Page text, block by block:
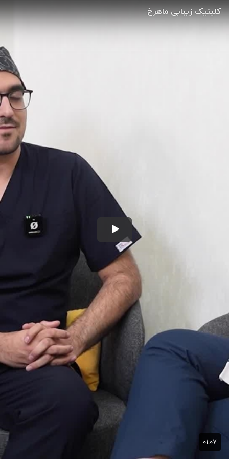
کلینیک زیبایی ماهرخ
۰۱:۰۷